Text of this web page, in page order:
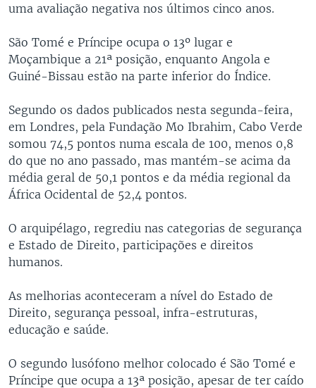
uma avaliação negativa nos últimos cinco anos.
São Tomé e Príncipe ocupa o 13º lugar e
Moçambique a 21ª posição, enquanto Angola e
Guiné-Bissau estão na parte inferior do Índice.
Segundo os dados publicados nesta segunda-feira,
em Londres, pela Fundação Mo Ibrahim, Cabo Verde
somou 74,5 pontos numa escala de 100, menos 0,8
do que no ano passado, mas mantém-se acima da
média geral de 50,1 pontos e da média regional da
África Ocidental de 52,4 pontos.
O arquipélago, regrediu nas categorias de segurança
e Estado de Direito, participações e direitos
humanos.
As melhorias aconteceram a nível do Estado de
Direito, segurança pessoal, infra-estruturas,
educação e saúde.
O segundo lusófono melhor colocado é São Tomé e
Príncipe que ocupa a 13ª posição, apesar de ter caído